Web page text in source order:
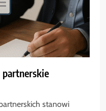
partnerskie
stanowi